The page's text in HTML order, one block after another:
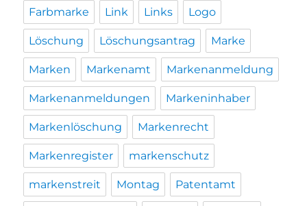
Farbmarke Link Links Logo
Löschung Löschungsantrag Marke
Marken Markenamt Markenanmeldung
Markenanmeldungen Markeninhaber
Markenlöschung Markenrecht
Markenregister markenschutz
markenstreit Montag Patentamt